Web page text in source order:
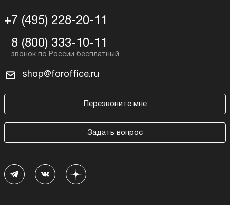
+7 (495) 228-20-11
8 (800) 333-10-11
shop@foroffice.ru
Перезвоните мне
Задать вопрос